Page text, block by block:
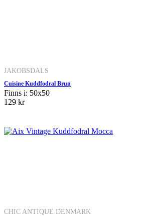
JAKOBSDALS
Cuisine Kuddfodral Brun
Finns i: 50x50
129 kr
CHIC ANTIQUE DENMARK